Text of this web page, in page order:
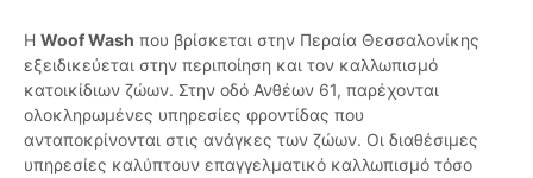
Η Woof Wash που βρίσκεται στην Περαία Θεσσαλονίκης
εξειδικεύεται στην περιποίηση και τον καλλωπισμό
κατοικίδιων ζώων. Στην οδό Ανθέων 61, παρέχονται
ολοκληρωμένες υπηρεσίες φροντίδας που
ανταποκρίνονται στις ανάγκες των ζώων. Οι διαθέσιμες
υπηρεσίες καλύπτουν επαγγελματικό καλλωπισμό τόσο